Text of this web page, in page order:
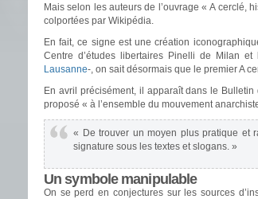
Mais selon les auteurs de l’ouvrage « A cerclé,
colportées par Wikipédia.
En fait, ce signe est une création
Centre d’études libertaires Pinelli de Milan
Lausanne-, on sait désormais que le premier A
En avril précisément, il apparaît dans le
proposé « à l’ensemble du mouvement
« De trouver un moyen plus pratique et
signature sous les textes et slogans. »
Un symbole manipulable
On se perd en conjectures sur les sources